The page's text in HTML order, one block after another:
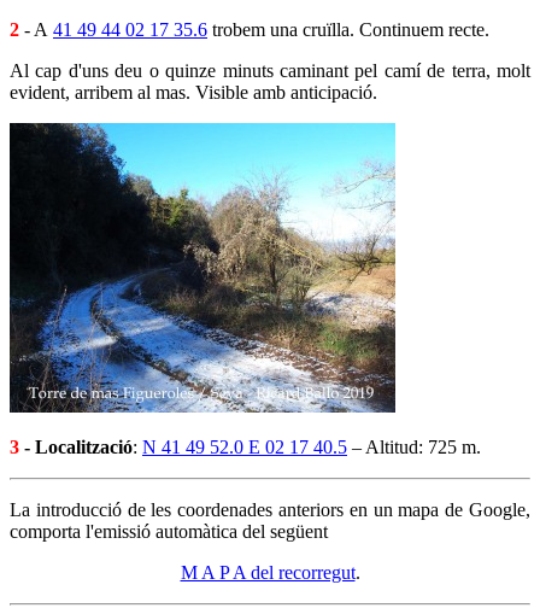
2 - A 41 49 44 02 17 35.6 trobem una cruïlla. Continuem recte.
Al cap d'uns deu o quinze minuts caminant pel camí de terra, molt
evident, arribem al mas. Visible amb anticipació.
3 - Localització: N 41 49 52.0 E 02 17 40.5 – Altitud: 725 m.
La introducció de les coordenades anteriors en un mapa de Google,
comporta l'emissió automàtica del següent
M A P A del recorregut.